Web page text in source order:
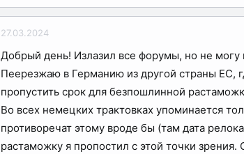
27.03.2024
Добрый день! Излазил все форумы, но не могу
Пеерезжаю в Германию из другой страны ЕС,
пропустить срок для безпошлинной
Во всех немецких трактовках упоминается
противоречат этому вроде бы (там дата
растаможку я пропостил с этой точки